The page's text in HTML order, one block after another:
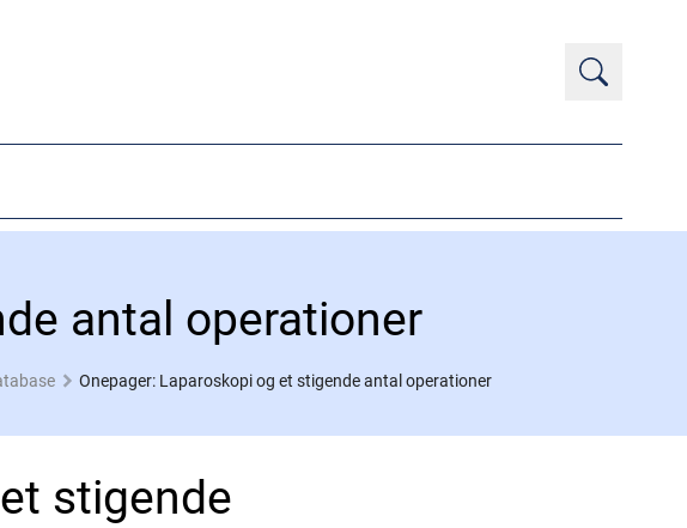
antal operationer
Onepager: Laparoskopi og et stigende antal operationer
stigende